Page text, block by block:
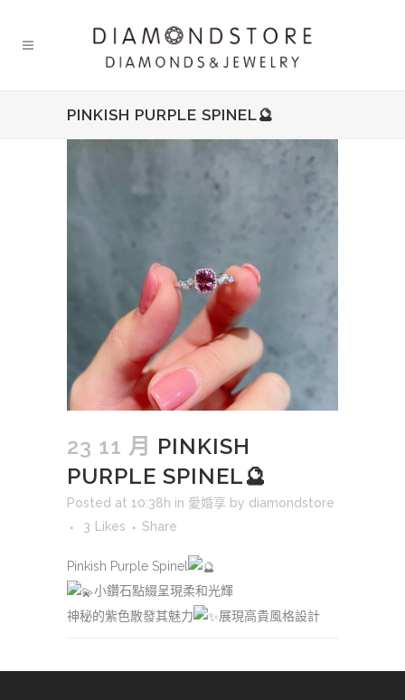
PINKISH PURPLE SPINEL🔮
23 11 月 PINKISH
PURPLE SPINEL🔮
Posted at 10:38h in 愛婚享 by diamondstore
3
Likes Share
Pinkish Purple Spinel
小鑽石點綴呈現柔和光輝
神秘的紫色散發其魅力
展現高貴風格設計